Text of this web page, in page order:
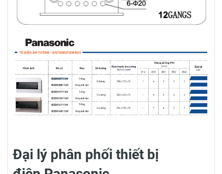
Đại lý phân phối thiết bị